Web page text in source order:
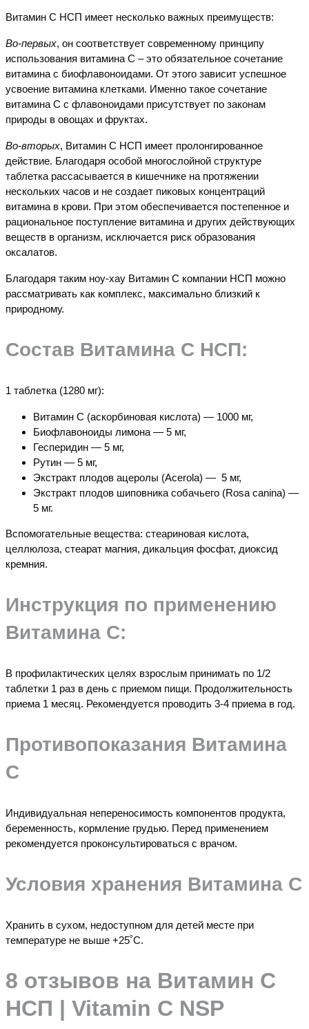
Витамин С НСП имеет несколько важных преимуществ:
Во-первых, он соответствует современному принципу
использования витамина С – это обязательное сочетание
витамина с биофлавоноидами. От этого зависит успешное
усвоение витамина клетками. Именно такое сочетание
витамина С с флавоноидами присутствует по законам
природы в овощах и фруктах.
Во-вторых, Витамин С НСП имеет пролонгированное
действие. Благодаря особой многослойной структуре
таблетка рассасывается в кишечнике на протяжении
нескольких часов и не создает пиковых концентраций
витамина в крови. При этом обеспечивается постепенное и
рациональное поступление витамина и других действующих
веществ в организм, исключается риск образования
оксалатов.
Благодаря таким ноу-хау Витамин С компании НСП можно
рассматривать как комплекс, максимально близкий к
природному.
Состав Витамина С НСП:
1 таблетка (1280 мг):
Витамин С (аскорбиновая кислота) — 1000 мг,
Биофлавоноиды лимона — 5 мг,
Гесперидин — 5 мг,
Рутин — 5 мг,
Экстракт плодов ацеролы (Acerola) — 5 мг,
Экстракт плодов шиповника собачьего (Rosa canina) —
5 мг.
Вспомогательные вещества: стеариновая кислота,
целлюлоза, стеарат магния, дикальция фосфат, диоксид
кремния.
Инструкция по применению
Витамина С:
В профилактических целях взрослым принимать по 1/2
таблетки 1 раз в день с приемом пищи. Продолжительность
приема 1 месяц. Рекомендуется проводить 3-4 приема в год.
Противопоказания Витамина
С
Индивидуальная непереносимость компонентов продукта,
беременность, кормление грудью. Перед применением
рекомендуется проконсультироваться с врачом.
Условия хранения Витамина С
Хранить в сухом, недоступном для детей месте при
температуре не выше +25˚С.
8 отзывов на Витамин С
НСП | Vitamin C NSP